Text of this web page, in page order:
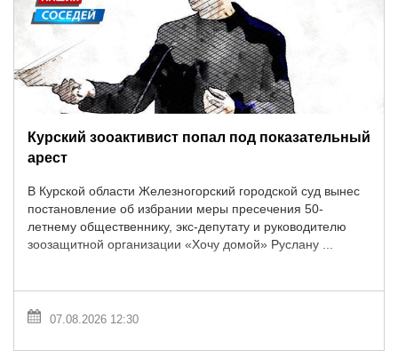
Курский зооактивист попал под показательный
арест
В Курской области Железногорский городской суд вынес
постановление об избрании меры пресечения 50-
летнему общественнику, экс-депутату и руководителю
зоозащитной организации «Хочу домой» Руслану ...
07.08.2026 12:30